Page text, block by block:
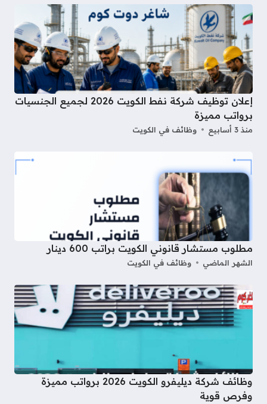
إعلان توظيف شركة نفط الكويت 2026 لجميع الجنسيات
برواتب مميزة
منذ 3 أسابيع وظائف في الكويت
مطلوب مستشار قانوني الكويت براتب 600 دينار
الشهر الماضي وظائف في الكويت
وظائف شركة ديليفرو الكويت 2026 برواتب مميزة
وفرص قوية